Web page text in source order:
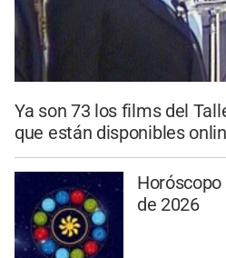
Ya son 73 los films del
que están disponibles
de 2026